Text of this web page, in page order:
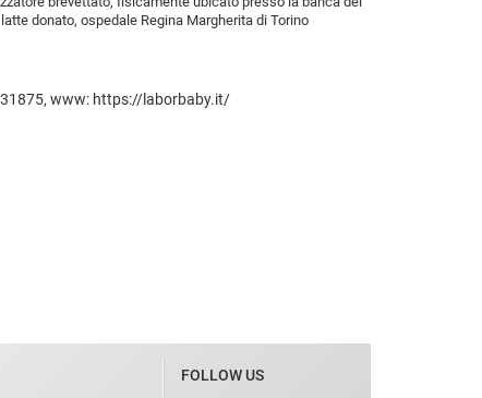
latte donato, ospedale Regina Margherita di Torino
www: https://laborbaby.it/
FOLLOW US